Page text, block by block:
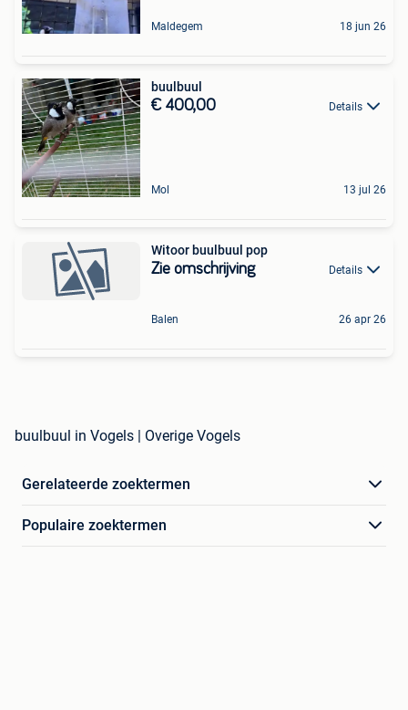
Maldegem 18 jun 26
buulbuul
€ 400,00 Details
Mol 13 jul 26
Witoor buulbuul pop
Zie omschrijving Details
Balen 26 apr 26
buulbuul in Vogels | Overige Vogels
Gerelateerde zoektermen
Populaire zoektermen